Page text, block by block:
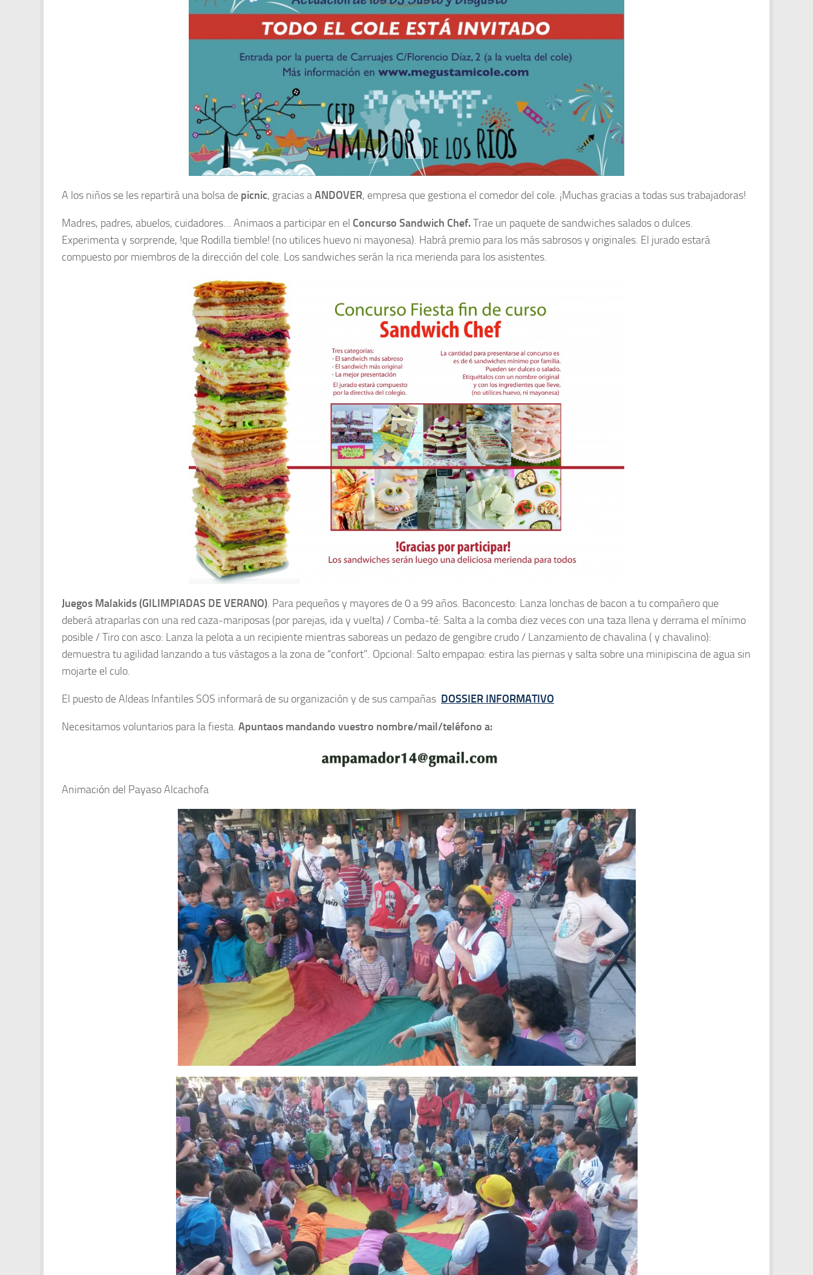
A los niños se les repartirá una bolsa de picnic, gracias aANDOVER, empresa que gestiona el comedor del cole. ¡Muchas gracias a todas sus trabajadoras!
Madres, padres, abuelos, cuidadores… Animaos a participar en el Concurso Sandwich Chef.Trae un paquete de sandwiches salados o dulces.
Experimenta y sorprende, !que Rodilla tiemble! (no utilices huevo ni mayonesa). Habrá premio para los más sabrosos y originales. El jurado estará
compuesto por miembros de la dirección del cole. Los sandwiches serán la rica merienda para los asistentes.
Juegos Malakids (GILIMPIADAS DE VERANO). Para pequeños y mayores de 0 a 99 años. Baconcesto: Lanza lonchas de bacon a tu compañero que
deberá atraparlas con una red caza-mariposas (por parejas, ida y vuelta) / Comba-té: Salta a la comba diez veces con una taza llena y derrama el mínimo
posible / Tiro con asco: Lanza la pelota a un recipiente mientras saboreas un pedazo de gengibre crudo / Lanzamiento de chavalina ( y chavalino):
demuestra tu agilidad lanzando a tus vástagos a la zona de “confort”. Opcional: Salto empapao: estira las piernas y salta sobre una minipiscina de agua sin
mojarte el culo.
El puesto de Aldeas Infantiles SOS informará de su organización y de sus campañas DOSSIER INFORMATIVO
Necesitamos voluntarios para la fiesta. Apuntaos mandando vuestro nombre/mail/teléfono a:
Animación del Payaso Alcachofa